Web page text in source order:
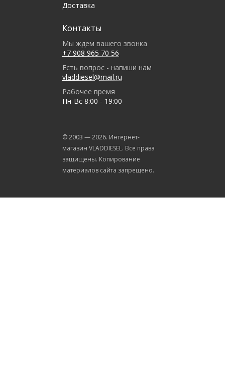
Доставка
Контакты
Мы ждем вашего звонка
+7 908 965 70 56
Есть вопрос - напиши нам
vladdiesel@mail.ru
Рабочее время
Пн-Вс 8:00 - 19:00
© 2003 —2026. Интернет-
магазин VLADDIESEL. Все права
защищены. Копирование
материалов сайта запрещено.